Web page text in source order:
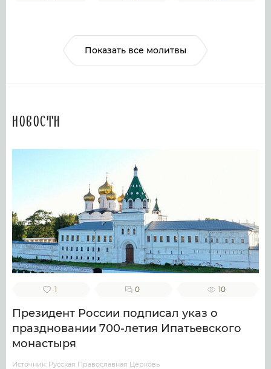
Показать все молитвы
Новости
1 0 10
Президент России подписал указ о
праздновании 700-летия Ипатьевского
монастыря
Источник: Русская Православная Церковь